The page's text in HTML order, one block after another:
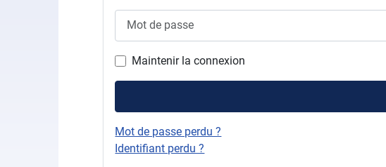
Maintenir la connexion
Mot de passe perdu ?
Identifiant perdu ?